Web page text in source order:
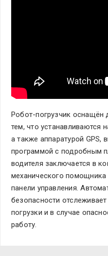
Робот-погрузчик оснащён
тем, что устанавливаются
а также аппаратурой
программой с подробным
водителя заключается в
механического
панели управления.
безопасности
погрузки и в случае
работу.